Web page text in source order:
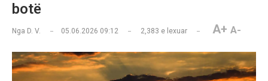
botë
Nga D. V. 05.06.2026 09:12 2,383 e lexuar A+ A-